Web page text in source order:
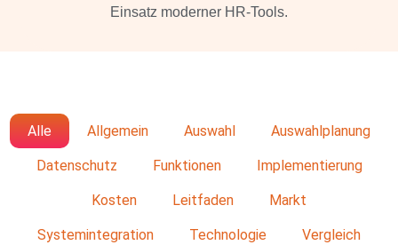
Einsatz moderner HR-Tools.
Allgemein Auswahl Auswahlplanung
Datenschutz Funktionen Implementierung
Kosten Leitfaden Markt
Systemintegration Technologie Vergleich
Alle